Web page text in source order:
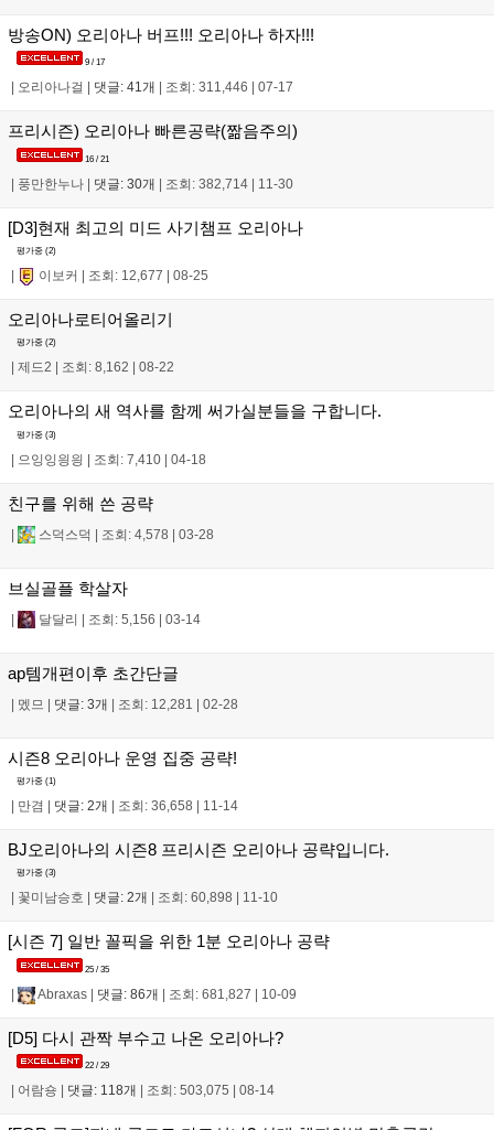
방송ON) 오리아나 버프!!! 오리아나 하자!!!
9 / 17
오리아나걸 댓글: 41개 조회: 311,446 07-17
프리시즌) 오리아나 빠른공략(짦음주의)
16 / 21
| 풍만한누나 | 댓글: 30개 | 조회: 382,714 | 11-30
[D3]현재 최고의 미드 사기챔프 오리아나
평가중 (2)
| 이보커 | 조회: 12,677 | 08-25
오리아나로티어올리기
평가중 (2)
제드2 조회: 8,162 08-22
오리아나의 새 역사를 함께 써가실분들을 구합니다.
평가중 (3)
| 으잉잉읭읭 | 조회: 7,410 | 04-18
친구를 위해 쓴 공략
| 스덕스덕 | 조회: 4,578 | 03-28
브실골플 학살자
| 달달리 | 조회: 5,156 | 03-14
ap템개편이후 초간단글
| 멨므 | 댓글: 3개 | 조회: 12,281 | 02-28
시즌8 오리아나 운영 집중 공략!
평가중 (1)
만겸 댓글: 2개 조회: 36,658 11-14
BJ오리아나의 시즌8 프리시즌 오리아나 공략입니다.
평가중 (3)
꽃미남승호 댓글: 2개 조회: 60,898 11-10
[시즌 7] 일반 꼴픽을 위한 1분 오리아나 공략
25 / 35
| Abraxas | 댓글: 86개 | 조회: 681,827 | 10-09
[D5] 다시 관짝 부수고 나온 오리아나?
22 / 29
어람숑 댓글: 118개 조회: 503,075 08-14